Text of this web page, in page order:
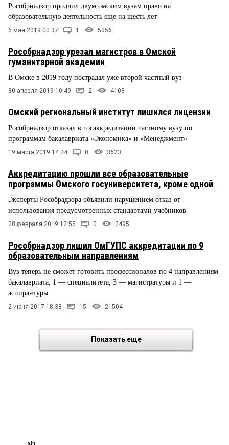
Рособрнадзор продлил двум омским вузам право на
образовательную деятельность еще на шесть лет
6 мая 2019 00:37 1 5056
Рособрнадзор урезал магистров в Омской
гуманитарной академии
В Омске в 2019 году пострадал уже второй частный вуз
30 апреля 2019 10:49 2 4108
Омский региональный институт лишился лицензии
Рособрнадзор отказал в госаккредитации частному вузу по
программам бакалавриата «Экономика» и «Менеджмент»
19 марта 2019 14:24 0 3623
Аккредитацию прошли все образовательные
программы Омского госуниверситета, кроме одной
Эксперты Рособрадзора объявили нарушением отказ от
использования предусмотренных стандартами учебников
28 февраля 2019 12:55 0 2495
Рособрнадзор лишил ОмГУПС аккредитации по 9
образовательным направлениям
Вуз теперь не сможет готовить профессионалов по 4 направлениям
бакалавриата, 1 — специалитета, 3 — магистратуры и 1 —
аспирантуры
2 июня 2017 18:38 15 21504
Показать еще